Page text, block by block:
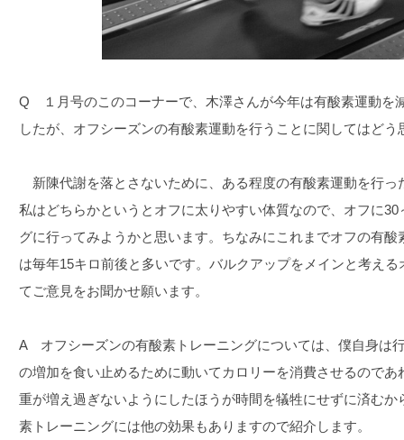
Q １月号のこのコーナーで、木澤さんが今年は有酸素運動を
したが、オフシーズンの有酸素運動を行うことに関してはどう
新陳代謝を落とさないために、ある程度の有酸素運動を行っ
私はどちらかというとオフに太りやすい体質なので、オフに
グに行ってみようかと思います。ちなみにこれまでオフの有
は毎年15キロ前後と多いです。バルクアップをメインと考え
てご意見をお聞かせ願います。
A オフシーズンの有酸素トレーニングについては、僕自身は
の増加を食い止めるために動いてカロリーを消費させるので
重が増え過ぎないようにしたほうが時間を犠牲にせずに済む
素トレーニングには他の効果もありますので紹介します。